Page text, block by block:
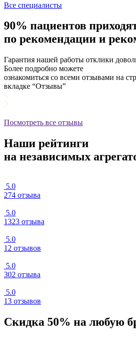
Все специалисты
90% пациентов
по рекомендации и
Гарантия нашей работы отклики
Более подробно можете
ознакомиться со всеми отзывами на
вкладке “Отзывы”
Посмотреть все отзывы
Наши рейтинги
на независимых
5.0
274 отзыва
5.0
1323 отзыва
5.0
12 отзывов
5.0
302 отзыва
5.0
13 отзывов
Скидка 50% на любую